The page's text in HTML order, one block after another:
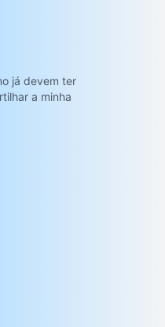
já devem ter
a minha